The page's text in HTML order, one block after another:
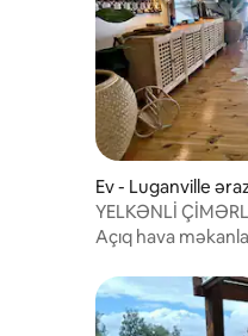
Ev - Luganville
YELKƏNLİ
Evi 6 çarpayı
Açıq hava